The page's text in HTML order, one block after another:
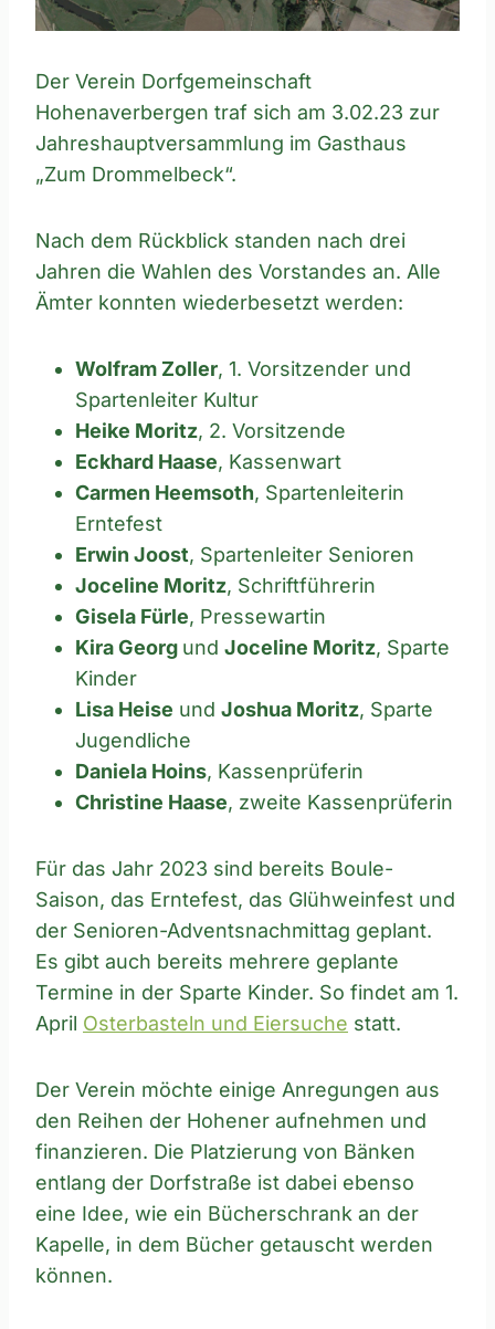
Der Verein Dorfgemeinschaft
Hohenaverbergen traf sich am 3.02.23 zur
Jahreshauptversammlung im Gasthaus
„Zum Drommelbeck“.
Nach dem Rückblick standen nach drei
Jahren die Wahlen des Vorstandes an. Alle
Ämter konnten wiederbesetzt werden:
Wolfram Zoller, 1. Vorsitzender und
Spartenleiter Kultur
Heike Moritz, 2. Vorsitzende
Eckhard Haase, Kassenwart
Carmen Heemsoth, Spartenleiterin
Erntefest
Erwin Joost, Spartenleiter Senioren
Joceline Moritz, Schriftführerin
Gisela Fürle, Pressewartin
Kira Georg und Joceline Moritz, Sparte
Kinder
Lisa Heise und Joshua Moritz, Sparte
Jugendliche
Daniela Hoins, Kassenprüferin
Christine Haase, zweite Kassenprüferin
Für das Jahr 2023 sind bereits Boule-
Saison, das Erntefest, das Glühweinfest und
der Senioren-Adventsnachmittag geplant.
Es gibt auch bereits mehrere geplante
Termine in der Sparte Kinder. So findet am 1.
April Osterbasteln und Eiersuche statt.
Der Verein möchte einige Anregungen aus
den Reihen der Hohener aufnehmen und
finanzieren. Die Platzierung von Bänken
entlang der Dorfstraße ist dabei ebenso
eine Idee, wie ein Bücherschrank an der
Kapelle, in dem Bücher getauscht werden
können.